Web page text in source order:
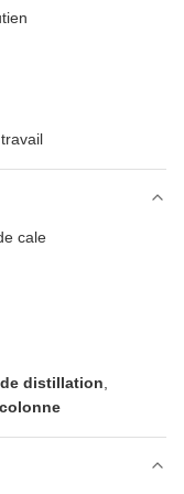
cale
distillation